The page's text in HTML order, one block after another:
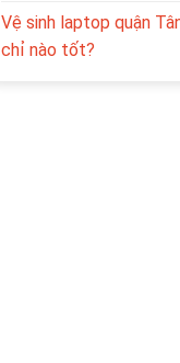
Vệ sinh laptop quận
chỉ nào tốt?